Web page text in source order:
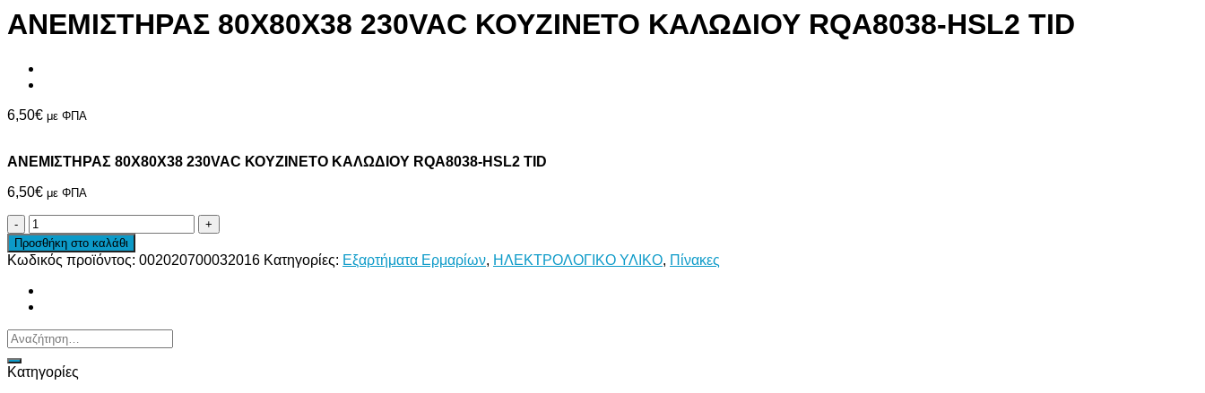
ΑΝΕΜΙΣΤΗΡΑΣ 80X80X38 230VAC ΚΟΥΖΙΝΕΤΟ ΚΑΛΩΔΙΟΥ RQA8038-HSL2 TID
6,50€ με ΦΠΑ
ΑΝΕΜΙΣΤΗΡΑΣ 80X80X38 230VAC ΚΟΥΖΙΝΕΤΟ ΚΑΛΩΔΙΟΥ RQA8038-HSL2 TID
6,50€ με ΦΠΑ
ΑΝΕΜΙΣΤΗΡΑΣ
80X80X38
230VAC
ΚΟΥΖΙΝΕΤΟ
ΚΑΛΩΔΙΟΥ
RQA8038-
TID
ποσότητα
Προσθήκη στο καλάθι
Κωδικός προϊόντος: 002020700032016 Κατηγορίες: Εξαρτήματα Ερμαρίων, ΗΛΕΚΤΡΟΛΟΓΙΚΟ ΥΛΙΚΟ, Πίνακες
Αναζήτηση
για:
Κατηγορίες